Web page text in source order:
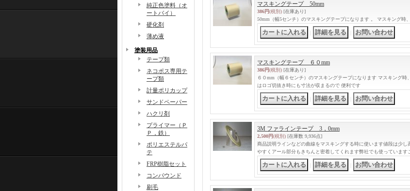
純正色塗料（オ
ートバイ）
硬化剤
薄め液
塗装用品
テープ類
ネコポス専用テ
ープ類
計量ポリカップ
サンドペーパー
ハクリ剤
プライマー（Ｐ
Ｐ，鉄）
ポリエステルパ
テ
FRP樹脂セット
コンパウンド
刷毛
マスキングテープ 50mm
386円(税別) [在庫あり]
50mm（幅5センチ）のマスキングテープになります 。 マスキング時
マスキングテープ ６０mm
386円(税別) [在庫あり]
６０mm（幅６センチ）のマスキングテープになります マスキング
はロゴ切抜き時にも寸法が収まるので 便利です
3M ファラインテープ 3，0mm
2,500円(税別) [在庫数 9,936点]
商品説明ラインなどの曲線をマスキングする時に使います値段は少
やすくアール部分もきちんと密着してくれます弊社でも使っています